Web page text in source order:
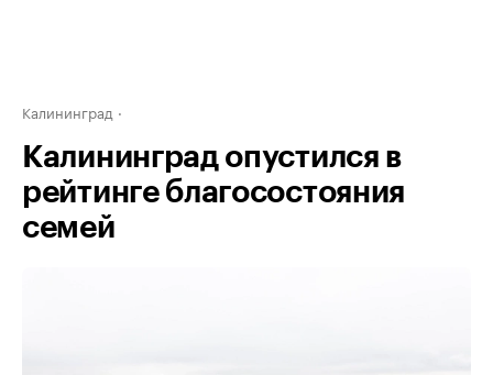
Калининград
Калининград опустился в
рейтинге благосостояния
семей